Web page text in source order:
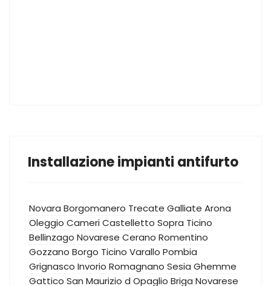
Installazione impianti antifurto
Novara Borgomanero Trecate Galliate Arona
Oleggio CameriCastelletto Sopra Ticino
Bellinzago Novarese Cerano Romentino
Gozzano Borgo Ticino Varallo Pombia
Grignasco Invorio Romagnano Sesia Ghemme
Gattico San Maurizio d Opaglio Briga Novarese